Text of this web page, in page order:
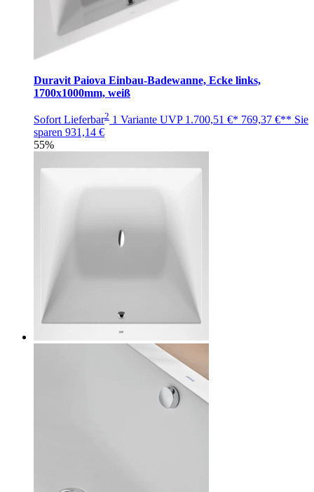
Duravit Paiova Einbau-Badewanne, Ecke links,
1700x1000mm, weiß
Sofort Lieferbar2 1 Variante UVP 1.700,51 €* 769,37 €** Sie
sparen 931,14 €
55%